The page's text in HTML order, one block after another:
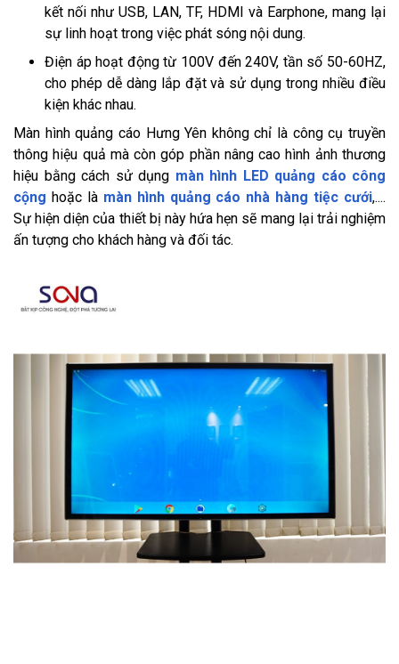
kết nối như USB, LAN, TF, HDMI và Earphone, mang lại
sự linh hoạt trong việc phát sóng nội dung.
Điện áp hoạt động từ 100V đến 240V, tần số 50-60HZ,
cho phép dễ dàng lắp đặt và sử dụng trong nhiều điều
kiện khác nhau.
Màn hình quảng cáo Hưng Yên không chỉ là công cụ truyền
thông hiệu quả mà còn góp phần nâng cao hình ảnh thương
hiệu bằng cách sử dụng màn hình LED quảng cáo công
cộng hoặc là màn hình quảng cáo nhà hàng tiệc cưới,....
Sự hiện diện của thiết bị này hứa hẹn sẽ mang lại trải nghiệm
ấn tượng cho khách hàng và đối tác.